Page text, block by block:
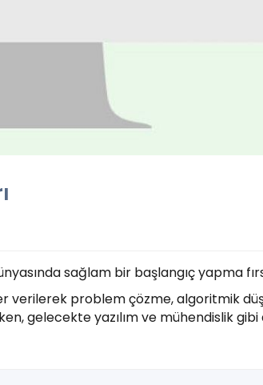
sağlam bir başlangıç yapma
verilerek problem çözme, algoritmik
gelecekte yazılım ve mühendislik